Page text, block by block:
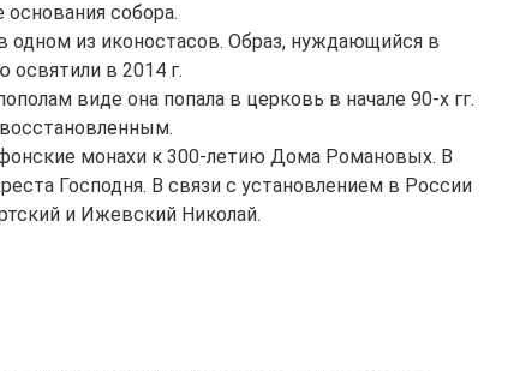
собора.
одном из иконостасов. Образ, нуждающийся в
освятили в 2014 г.
виде она попала в церковь в начале 90-х гг.
монахи к 300-летию Дома Романовых. В
Господня. В связи с установлением в России
и Ижевский Николай.